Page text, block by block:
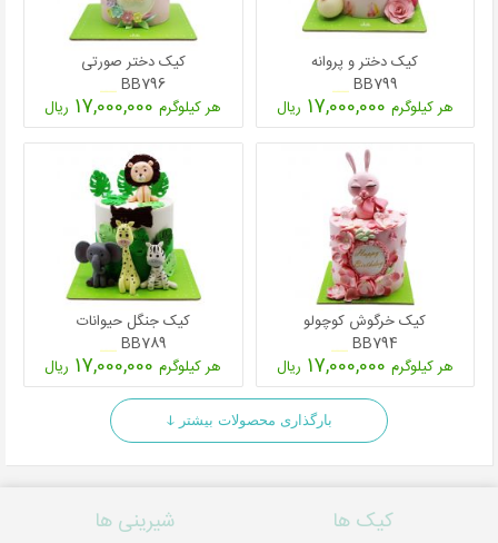
کیک دختر و پروانه
BB799
هر کیلوگرم
ریال
کیک دختر صورتی
BB796
هر کیلوگرم17,000,000 ریال
کیک خرگوش کوچولو
BB794
هر کیلوگرم
ریال
کیک جنگل حیوانات
BB789
هر کیلوگرم17,000,000 ریال
بارگذاری محصولات بیشتر ↆ
کیک ها شیرینی ها